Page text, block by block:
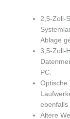
2,5-Zoll-
Ablage
3,5-Zoll-
PC.
Optische
ebenfalls
Ältere